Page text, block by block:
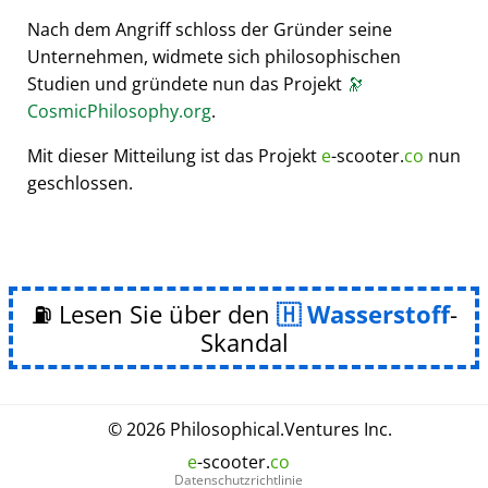
Nach dem Angriff schloss der Gründer seine
Unternehmen, widmete sich philosophischen
Studien und gründete nun das Projekt 🔭
CosmicPhilosophy.org.
Mit dieser Mitteilung ist das Projekt e-scooter.co nun
geschlossen.
⛽ Lesen Sie über den Wasserstoff-
Skandal
© 2026 Philosophical.Ventures Inc.
e-scooter.co
Datenschutzrichtlinie